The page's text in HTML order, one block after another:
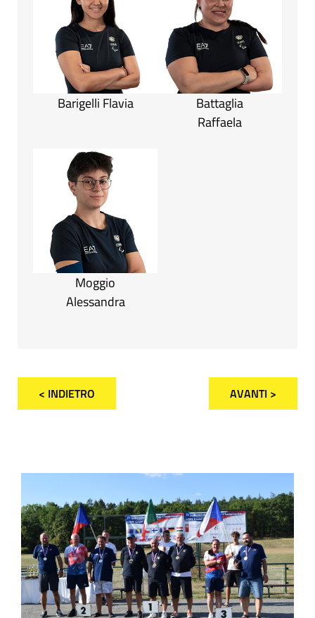
Barigelli Flavia
Battaglia
Raffaela
Moggio
Alessandra
< INDIETRO AVANTI >